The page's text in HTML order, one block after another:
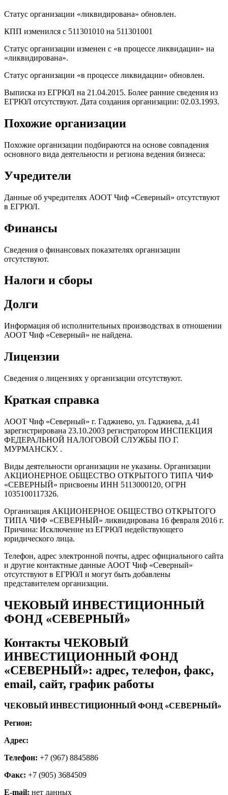
Статус организации «ликвидирована» обновлен.
КПП изменился с 511301010 на 511301001
Статус организации изменен с «в процессе ликвидации» на
«ликвидирована».
Статус организации «в процессе ликвидации» обновлен.
Выписка из ЕГРЮЛ на 21.04.2015. Более ранние сведения из
ЕГРЮЛ отсутствуют. Дата создания организации: 02.03.1993.
Похожие организации
Похожие организации подбираются на основе совпадения
основного вида деятельности и региона ведения бизнеса:
Учредители
Данные об учредителях АООТ Чиф «Северный» отсутствуют
в ЕГРЮЛ.
Финансы
Сведения о финансовых показателях организации
отсутствуют.
Налоги и сборы
Долги
Информация об исполнительных производствах в отношении
АООТ Чиф «Северный» не найдена.
Лицензии
Сведения о лицензиях у организации отсутствуют.
Краткая справка
АООТ Чиф «Северный» г. Гаджиево, ул. Гаджиева, д.41
зарегистрирована 23.10.2003 регистратором ИНСПЕКЦИЯ
ФЕДЕРАЛЬНОЙ НАЛОГОВОЙ СЛУЖБЫ ПО Г.
МУРМАНСКУ. .
Виды деятельности организации не указаны. Организации
АКЦИОНЕРНОЕ ОБЩЕСТВО ОТКРЫТОГО ТИПА ЧИФ
«СЕВЕРНЫЙ» присвоены ИНН 5113000120, ОГРН
1035100117326.
Организация АКЦИОНЕРНОЕ ОБЩЕСТВО ОТКРЫТОГО
ТИПА ЧИФ «СЕВЕРНЫЙ» ликвидирована 16 февраля 2016 г.
Причина: Исключение из ЕГРЮЛ недействующего
юридического лица.
Телефон, адрес электронной почты, адрес официального сайта
и другие контактные данные АООТ Чиф «Северный»
отсутствуют в ЕГРЮЛ и могут быть добавлены
представителем организации.
ЧЕКОВЫЙ ИНВЕСТИЦИОННЫЙ
ФОНД «СЕВЕРНЫЙ»
Контакты ЧЕКОВЫЙ
ИНВЕСТИЦИОННЫЙ ФОНД
«СЕВЕРНЫЙ»: адрес, телефон, факс,
email, сайт, график работы
ЧЕКОВЫЙ ИНВЕСТИЦИОННЫЙ ФОНД «СЕВЕРНЫЙ»
Регион:
Адрес:
Телефон: +7 (967) 8845886
Факс: +7 (905) 3684509
E-mail: нет данных